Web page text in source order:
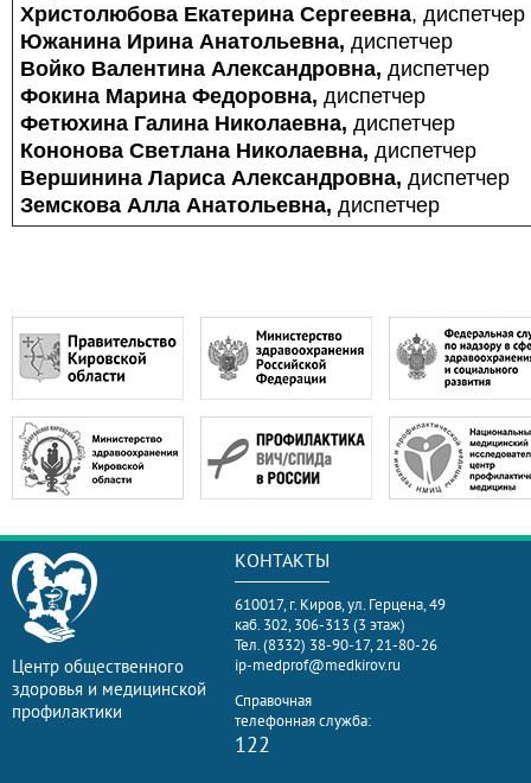
Христолюбова Екатерина Сергеевна, диспетчер
Южанина Ирина Анатольевна, диспетчер
Войко Валентина Александровна, диспетчер
Фокина Марина Федоровна, диспетчер
Фетюхина Галина Николаевна, диспетчер
Кононова Светлана Николаевна, диспетчер
Вершинина Лариса Александровна, диспетчер
Земскова Алла Анатольевна, диспетчер
Центр общественного
здоровья и медицинской
профилактики
КОНТАКТЫ
610017, г. Киров, ул. Герцена, 49
каб. 302, 306-313 (3 этаж)
Тел. (8332) 38-90-17, 21-80-26
ip-medprof@medkirov.ru
Справочная
телефонная служба:
122